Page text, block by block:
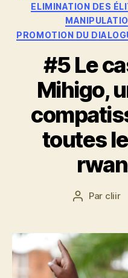
ELIMINATION DES
PROMOTION DU
#5 Le
Mihigo,
toutes
Auteur
Par cliir